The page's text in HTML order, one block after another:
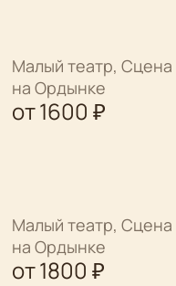
Малый театр, Сцена
на Ордынке
от1600 ₽
Малый театр, Сцена
на Ордынке
от1800 ₽